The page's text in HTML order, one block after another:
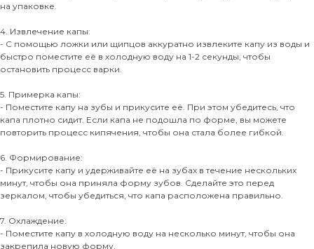
на упаковке.
4. Извлечение капы:
- С помощью ложки или щипцов аккуратно извлеките капу из воды и
быстро поместите её в холодную воду на 1-2 секунды, чтобы
остановить процесс варки.
5. Примерка капы:
- Поместите капу на зубы и прикусите её. При этом убедитесь, что
капа плотно сидит. Если капа не подошла по форме, вы можете
повторить процесс кипячения, чтобы она стала более гибкой.
6. Формирование:
- Прикусите капу и удерживайте её на зубах в течение нескольких
минут, чтобы она приняла форму зубов. Сделайте это перед
зеркалом, чтобы убедиться, что капа расположена правильно.
7. Охлаждение:
- Поместите капу в холодную воду на несколько минут, чтобы она
закрепила новую форму.